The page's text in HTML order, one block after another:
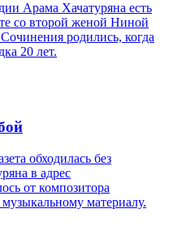
Арама Хачатуряна есть
со второй женой Ниной
родились, когда
20 лет.
обходилась без
в адрес
от композитора
материалу.